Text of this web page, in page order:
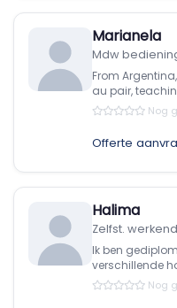
Marianela
Mdw
From
au pair,
Nog
Offerte
Halima
Zelfst.
Ik ben
verschillende
Nog